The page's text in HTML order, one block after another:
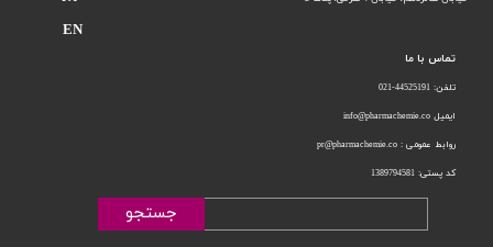
تماس با ما
تلفن: 44525191-021
ایمیل info@pharmachemie.co
روابط عمومی : pr@pharmachemie.co
کد پستی: 1389794581
جستجو